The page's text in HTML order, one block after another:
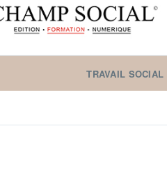
TRAVAIL SOCIAL